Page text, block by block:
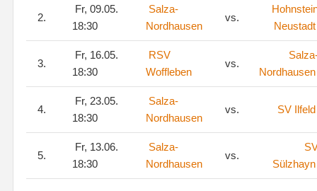
2.
Fr, 09.05.
18:30
Salza-
Nordhausen
vs.
Neustadt
3.
Fr, 16.05.
18:30
RSV
Woffleben
vs.
Nordhausen
4.
Fr, 23.05.
18:30
Salza-
Nordhausen
vs. SV Ilfeld
5.
Fr, 13.06.
18:30
Salza-
Nordhausen
vs.
Sülzhayn